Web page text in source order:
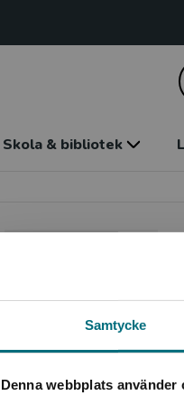
Samtycke
Denna webbplats använder
Skola & bibliotek